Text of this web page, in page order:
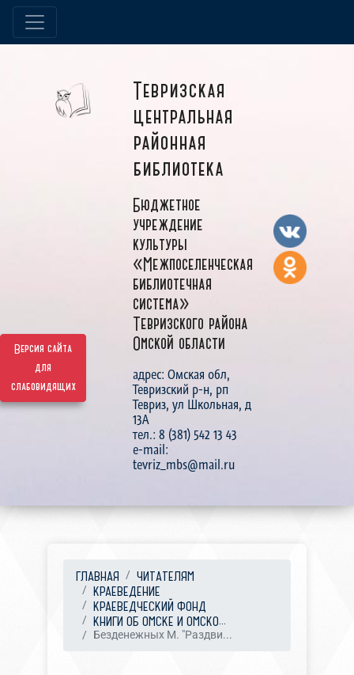
Версия сайта
для
слабовидящих
Тевризская
центральная
районная
библиотека
Бюджетное
учреждение
культуры
«Межпоселенческая
библиотечная
система»
Тевризского района
Омской области
адрес: Омская обл,
Тевризский р-н, рп
Тевриз, ул Школьная, д
13А
тел.: 8 (381) 542 13 43
e-mail:
tevriz_mbs@mail.ru
ГЛАВНАЯ
ЧИТАТЕЛЯМ
КРАЕВЕДЕНИЕ
КРАЕВЕДЧЕСКИЙ ФОНД
КНИГИ ОБ ОМСКЕ И ОМСКО...
Безденежных М. "Раздви...